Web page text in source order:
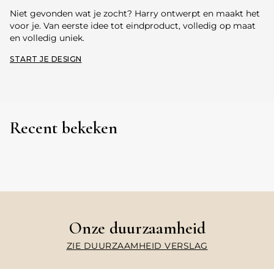
Niet gevonden wat je zocht? Harry ontwerpt en maakt het
voor je. Van eerste idee tot eindproduct, volledig op maat
en volledig uniek.
START JE DESIGN
Recent bekeken
Onze duurzaamheid
ZIE DUURZAAMHEID VERSLAG